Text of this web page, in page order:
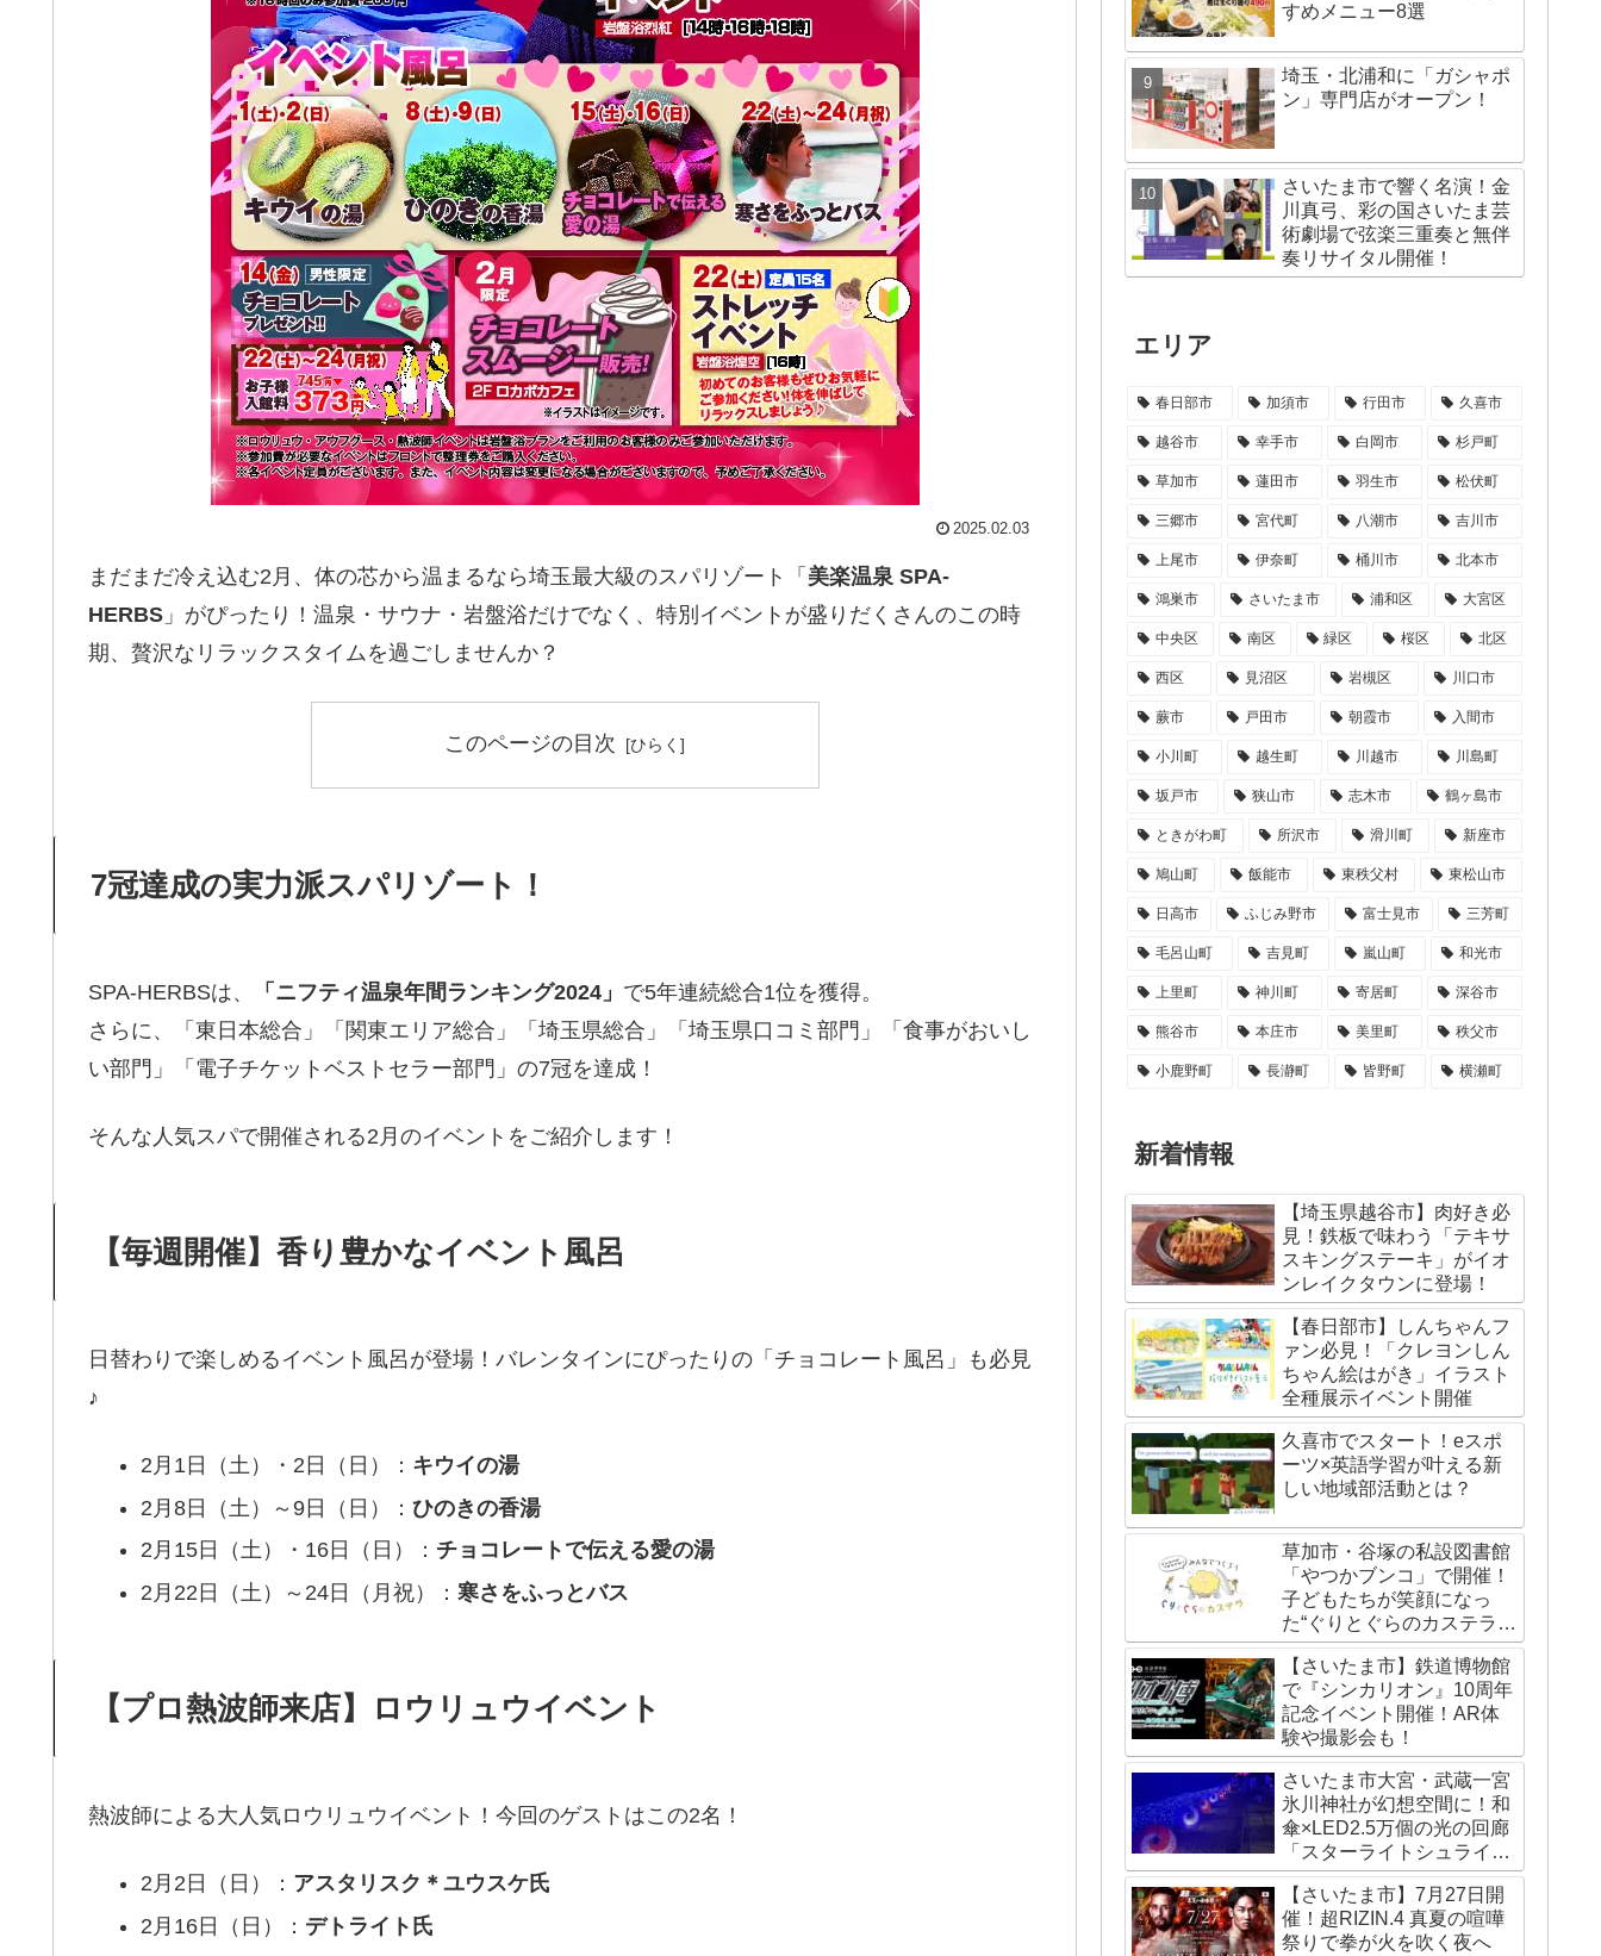
2025.02.03
まだまだ冷え込む2月、体の芯から温まるなら埼玉最大級のスパリゾート「 美楽温泉 SPA-
HERBS 」がぴったり！温泉・サウナ・岩盤浴だけでなく、特別イベントが盛りだくさんのこの時
期、贅沢なリラックスタイムを過ごしませんか？
このページの目次
7冠達成の実力派スパリゾート！
SPA-HERBSは、 「ニフティ温泉年間ランキング2024」 で5年連続総合1位を獲得。
さらに、「東日本総合」「関東エリア総合」「埼玉県総合」「埼玉県口コミ部門」「食事がおいし
い部門」「電子チケットベストセラー部門」の7冠を達成！
そんな人気スパで開催される2月のイベントをご紹介します！
【毎週開催】香り豊かなイベント風呂
日替わりで楽しめるイベント風呂が登場！バレンタインにぴったりの「チョコレート風呂」も必見
♪
2月1日（土）・2日（日）： キウイの湯
2月8日（土）～9日（日）： ひのきの香湯
2月15日（土）・16日（日）： チョコレートで伝える愛の湯
2月22日（土）～24日（月祝）： 寒さをふっとバス
【プロ熱波師来店】ロウリュウイベント
熱波師による大人気ロウリュウイベント！今回のゲストはこの2名！
2月2日（日）： アスタリスク＊ユウスケ氏
2月16日（日）： デトライト氏
すめメニュー8選
埼玉・北浦和に「ガシャポ
ン」専門店がオープン！
さいたま市で響く名演！金
川真弓、彩の国さいたま芸
術劇場で弦楽三重奏と無伴
奏リサイタル開催！
エリア
春日部市 加須市 行田市 久喜市
越谷市 幸手市 白岡市 杉戸町
草加市 蓮田市 羽生市 松伏町
三郷市 宮代町 八潮市 吉川市
上尾市 伊奈町 桶川市 北本市
鴻巣市 さいたま市 浦和区 大宮区
中央区 南区 緑区 桜区 北区
西区 見沼区 岩槻区 川口市
蕨市 戸田市 朝霞市 入間市
小川町 越生町 川越市 川島町
坂戸市 狭山市 志木市 鶴ヶ島市
ときがわ町 所沢市 滑川町 新座市
鳩山町 飯能市 東秩父村 東松山市
日高市 ふじみ野市 富士見市 三芳町
毛呂山町 吉見町 嵐山町 和光市
上里町 神川町 寄居町 深谷市
熊谷市 本庄市 美里町 秩父市
小鹿野町 長瀞町 皆野町 横瀬町
新着情報
【埼玉県越谷市】肉好き必
見！鉄板で味わう「テキサ
スキングステーキ」がイオ
ンレイクタウンに登場！
【春日部市】しんちゃんフ
ァン必見！「クレヨンしん
ちゃん絵はがき」イラスト
全種展示イベント開催
久喜市でスタート！eスポ
ーツ×英語学習が叶える新
しい地域部活動とは？
草加市・谷塚の私設図書館
「やつかブンコ」で開催！
子どもたちが笑顔になっ
た“ぐりとぐらのカステライ
ベント”レポート
【さいたま市】鉄道博物館
で『シンカリオン』10周年
記念イベント開催！AR体
験や撮影会も！
さいたま市大宮・武蔵一宮
氷川神社が幻想空間に！和
傘×LED2.5万個の光の回廊
「スターライトシュライ
ン」が国内外で話題
【さいたま市】7月27日開
催！超RIZIN.4 真夏の喧嘩
祭りで拳が火を吹く夜へ